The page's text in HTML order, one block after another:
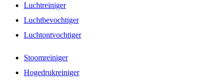
Luchtreiniger
Luchtbevochtiger
Luchtontvochtiger
Stoomreiniger
Hogedrukreiniger